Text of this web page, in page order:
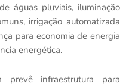
águas pluviais, iluminação
irrigação automatizada
para economia de energia
energética.
prevê infraestrutura para